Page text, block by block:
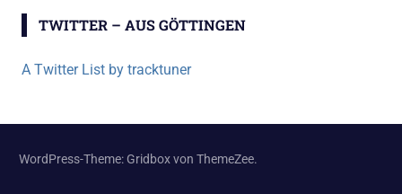
TWITTER – AUS GÖTTINGEN
A Twitter List by tracktuner
WordPress-Theme: Gridbox von ThemeZee.